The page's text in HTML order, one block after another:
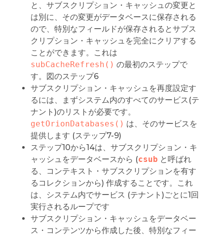
と、サブスクリプション・キャッシュの変更と
は別に、その変更がデータベースに保存される
ので、特別なフィールドが保存されるとサブス
クリプション・キャッシュを完全にクリアする
ことができます。これは
subCacheRefresh() の最初のステップで
す。図のステップ6
サブスクリプション・キャッシュを再度設定す
るには、まずシステム内のすべてのサービス(テ
ナント)のリストが必要です。
getOrionDatabases() は、そのサービスを
提供します (ステップ7-9)
ステップ10から14は、サブスクリプション・キ
ャッシュをデータベースから (csub と呼ばれ
る、コンテキスト・サブスクリプションを有す
るコレクションから) 作成することです。これ
は、システム内でサービス (テナント)ごとに1回
実行されるループです
サブスクリプション・キャッシュをデータベー
ス・コンテンツから作成した後、特別なフィー